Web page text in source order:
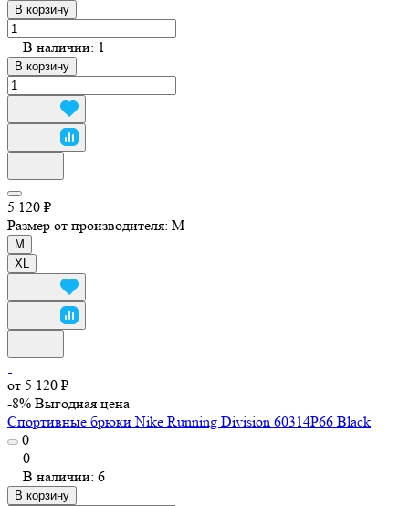
В корзину
В наличии: 1
В корзину
5 120 ₽
Размер от производителя: M
M
XL
от 5 120 ₽
-8% Выгодная цена
Спортивные брюки Nike Running Division 60314P66 Black
0
0
В наличии: 6
В корзину